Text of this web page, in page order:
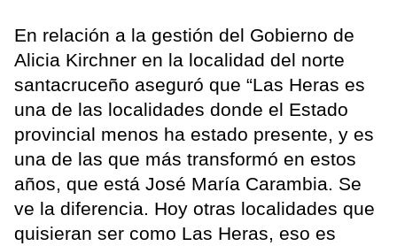
En relación a la gestión del Gobierno de
Alicia Kirchner en la localidad del norte
santacruceño aseguró que “Las Heras es
una de las localidades donde el Estado
provincial menos ha estado presente, y es
una de las que más transformó en estos
años, que está José María Carambia. Se
ve la diferencia. Hoy otras localidades que
quisieran ser como Las Heras, eso es